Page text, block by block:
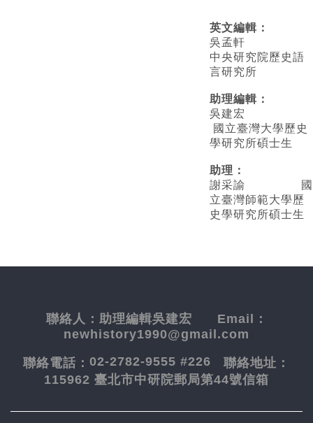
英文編輯 ：
吳孟軒
中央研究院歷史語
言研究所
助理編輯：
吳建宏
國立臺灣大學歷史
學研究所碩士生
助理：
謝采諭
國
立臺灣師範大學歷
史學研究所碩士生
聯絡人： 助理編輯吳建宏 Email：
newhistory1990@gmail.com
聯絡電話： 02-2782-9555 #226 聯絡地址：
115962 臺北市中研院郵局第44號信箱